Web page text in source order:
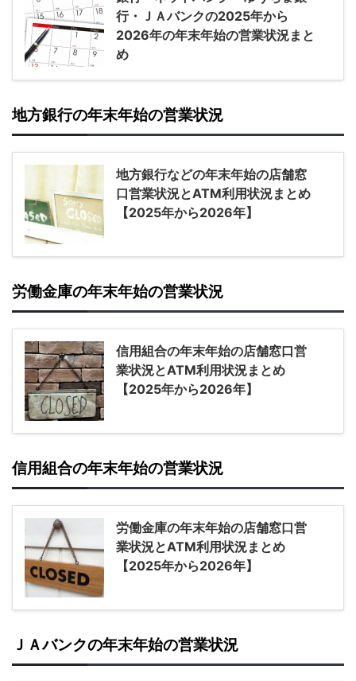
行・ＪＡバンクの2025年から
2026年の年末年始の営業状況まと
め
地方銀行の年末年始の営業状況
地方銀行などの年末年始の店舗窓
口営業状況とATM利用状況まとめ
【2025年から2026年】
労働金庫の年末年始の営業状況
信用組合の年末年始の店舗窓口営
業状況とATM利用状況まとめ
【2025年から2026年】
信用組合の年末年始の営業状況
労働金庫の年末年始の店舗窓口営
業状況とATM利用状況まとめ
【2025年から2026年】
ＪＡバンクの年末年始の営業状況